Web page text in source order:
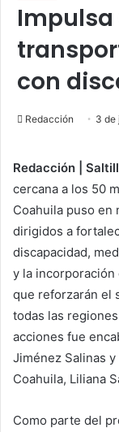
con
Redacción 3 de
Redacción |
cercana a los 50
Coahuila puso en
dirigidos a
discapacidad,
y la incorporación
que reforzarán el
todas las
acciones fue
Jiménez Salinas
Coahuila, Liliana
Como parte del